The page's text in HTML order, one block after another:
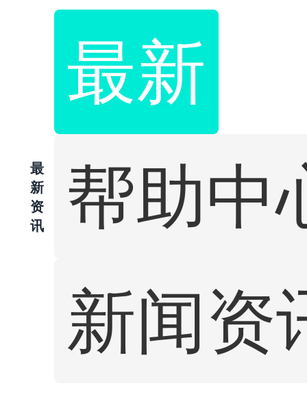
最
新
资
讯
最新
帮助中
新闻资